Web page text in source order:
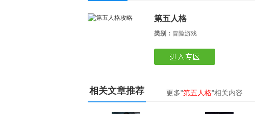
第五人格
类别： 冒险游戏
相关文章推荐 更多"第五人格"相关内容